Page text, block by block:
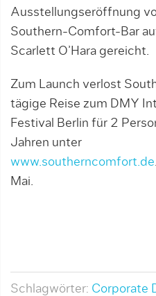
Ausstellungseröffnung
Southern-Comfort-Bar
Scarlett O’Hara gereicht.
Zum Launch verlost
tägige Reise zum DMY
Festival Berlin für 2
Jahren unter
www.southerncomfort.de
Mai.
Schlagwörter: Corporate